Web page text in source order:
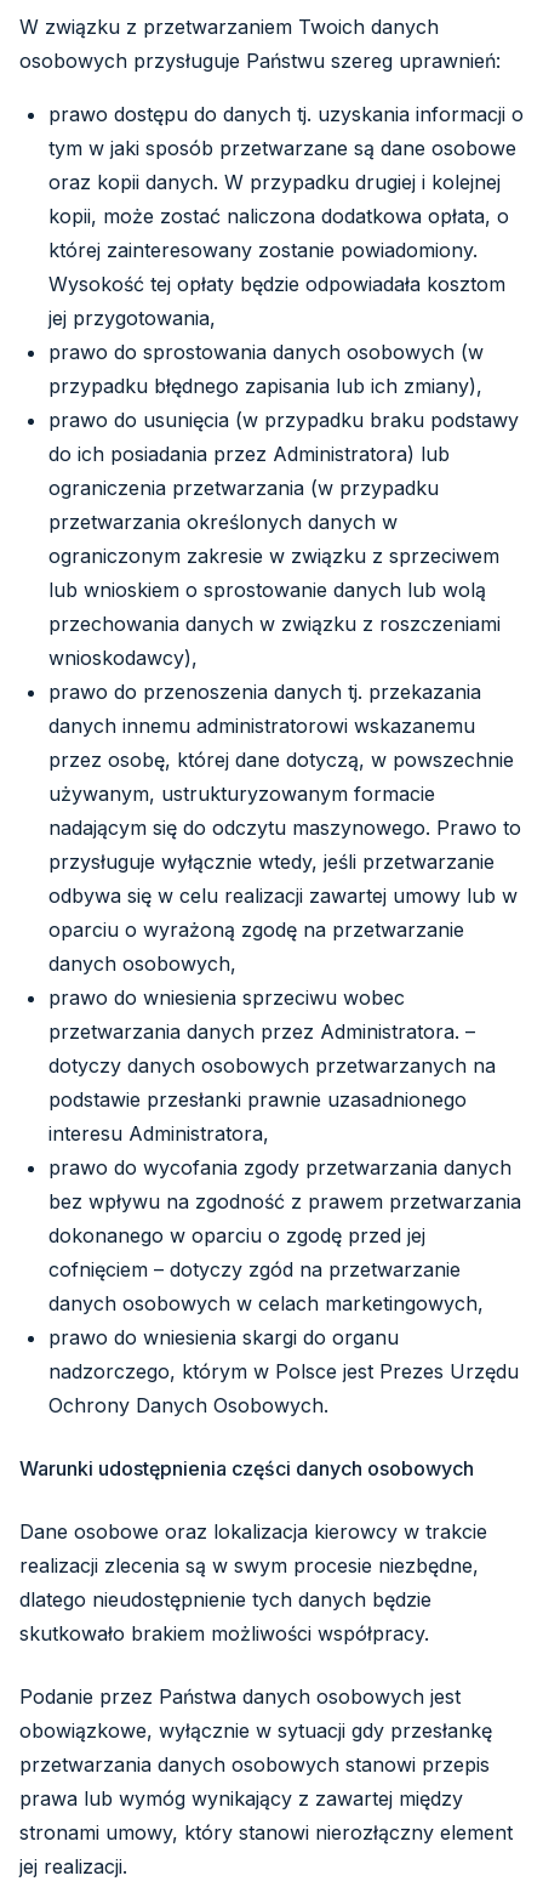
W związku z przetwarzaniem Twoich danych
osobowych przysługuje Państwu szereg uprawnień:
prawo dostępu do danych tj. uzyskania informacji o
tym w jaki sposób przetwarzane są dane osobowe
oraz kopii danych. W przypadku drugiej i kolejnej
kopii, może zostać naliczona dodatkowa opłata, o
której zainteresowany zostanie powiadomiony.
Wysokość tej opłaty będzie odpowiadała kosztom
jej przygotowania,
prawo do sprostowania danych osobowych (w
przypadku błędnego zapisania lub ich zmiany),
prawo do usunięcia (w przypadku braku podstawy
do ich posiadania przez Administratora) lub
ograniczenia przetwarzania (w przypadku
przetwarzania określonych danych w
ograniczonym zakresie w związku z sprzeciwem
lub wnioskiem o sprostowanie danych lub wolą
przechowania danych w związku z roszczeniami
wnioskodawcy),
prawo do przenoszenia danych tj. przekazania
danych innemu administratorowi wskazanemu
przez osobę, której dane dotyczą, w powszechnie
używanym, ustrukturyzowanym formacie
nadającym się do odczytu maszynowego. Prawo to
przysługuje wyłącznie wtedy, jeśli przetwarzanie
odbywa się w celu realizacji zawartej umowy lub w
oparciu o wyrażoną zgodę na przetwarzanie
danych osobowych,
prawo do wniesienia sprzeciwu wobec
przetwarzania danych przez Administratora. –
dotyczy danych osobowych przetwarzanych na
podstawie przesłanki prawnie uzasadnionego
interesu Administratora,
prawo do wycofania zgody przetwarzania danych
bez wpływu na zgodność z prawem przetwarzania
dokonanego w oparciu o zgodę przed jej
cofnięciem – dotyczy zgód na przetwarzanie
danych osobowych w celach marketingowych,
prawo do wniesienia skargi do organu
nadzorczego, którym w Polsce jest Prezes Urzędu
Ochrony Danych Osobowych.
Warunki udostępnienia części danych osobowych
Dane osobowe oraz lokalizacja kierowcy w trakcie
realizacji zlecenia są w swym procesie niezbędne,
dlatego nieudostępnienie tych danych będzie
skutkowało brakiem możliwości współpracy.
Podanie przez Państwa danych osobowych jest
obowiązkowe, wyłącznie w sytuacji gdy przesłankę
przetwarzania danych osobowych stanowi przepis
prawa lub wymóg wynikający z zawartej między
stronami umowy, który stanowi nierozłączny element
jej realizacji.